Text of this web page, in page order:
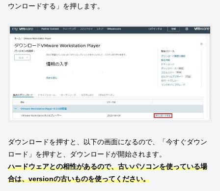
ウンロードする」を押します。
ダウンロードを押すと、以下の画面になるので、「今すぐダウン
ロード」を押すと、ダウンロードが開始されます。
ハードウェアとの相性があるので、古いパソコンを使っている場
合は、versionの古いものを使ってください。